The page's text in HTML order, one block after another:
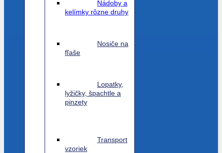
Nádoby a
kelímky rôzne druhy
Nosiče na
fľaše
Lopatky,
lyžičky, špachtle a
pinzety
Transport
vzoriek